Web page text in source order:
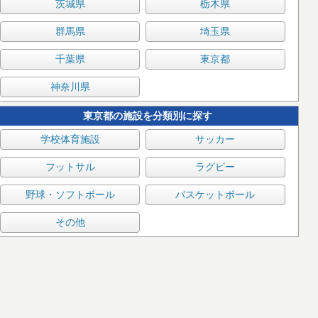
茨城県 栃木県
群馬県 埼玉県
千葉県 東京都
神奈川県
東京都の施設を分類別に探す
学校体育施設 サッカー
フットサル ラグビー
野球・ソフトボール バスケットボール
その他